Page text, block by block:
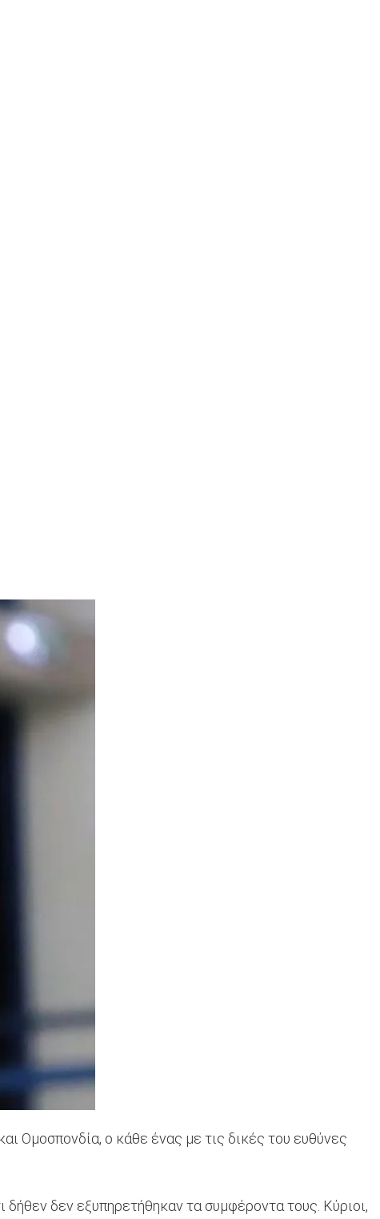
Ομοσπονδία, ο κάθε ένας με τις δικές του ευθύνες
δήθεν δεν εξυπηρετήθηκαν τα συμφέροντα τους. Κύριοι,